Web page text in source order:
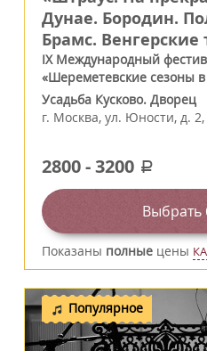
Дунае. Бородин.
Брамс.
IX Международный
«Шереметевские сезоны в
Усадьба Кусково. Дворец
г. Москва, ул. Юности, д. 2,
2800-3200 a
Выбрать
Показаны полные цены
Популярное